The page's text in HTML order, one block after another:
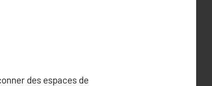
des espaces de